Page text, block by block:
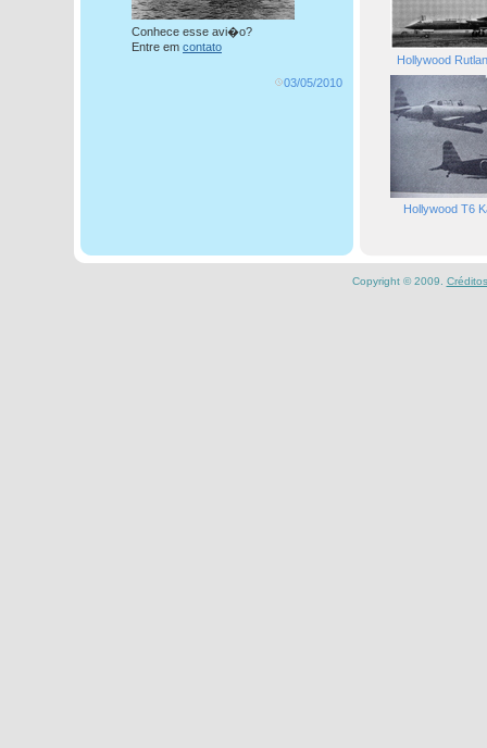
Hollywood
Hollywood T6
Conhece esse avi�o?
Entre em contato
03/05/2010
Copyright © 2009. Créditos